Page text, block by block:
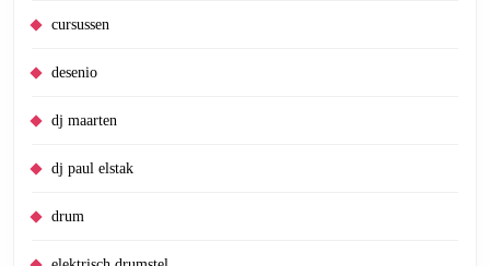
cursussen
desenio
dj maarten
dj paul elstak
drum